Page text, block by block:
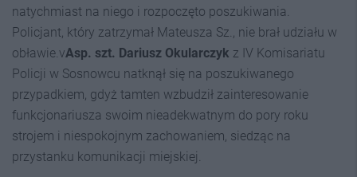
natychmiast na niego i rozpoczęto poszukiwania.
Policjant, który zatrzymał Mateusza Sz., nie brał udziału w
obławie.vAsp. szt. Dariusz Okularczyk z IV Komisariatu
Policji w Sosnowcu natknął się na poszukiwanego
przypadkiem, gdyż tamten wzbudził zainteresowanie
funkcjonariusza swoim nieadekwatnym do pory roku
strojem i niespokojnym zachowaniem, siedząc na
przystanku komunikacji miejskiej.